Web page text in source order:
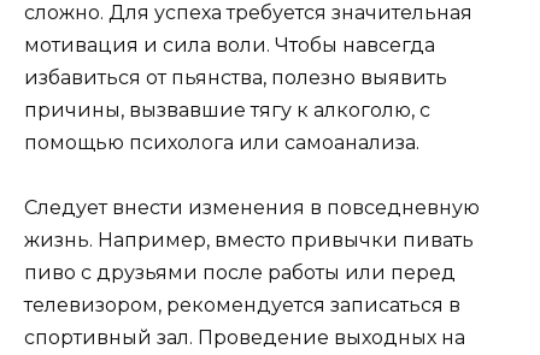
сложно. Для успеха требуется значительная
мотивация и сила воли. Чтобы навсегда
избавиться от пьянства, полезно выявить
причины, вызвавшие тягу к алкоголю, с
помощью психолога или самоанализа.
Следует внести изменения в повседневную
жизнь. Например, вместо привычки пивать
пиво с друзьями после работы или перед
телевизором, рекомендуется записаться в
спортивный зал. Проведение выходных на